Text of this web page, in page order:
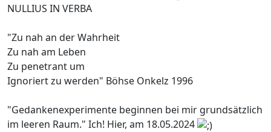
NULLIUS IN VERBA
"Zu nah an der Wahrheit
Zu nah am Leben
Zu penetrant um
Ignoriert zu werden" Böhse Onkelz 1996
"Gedankenexperimente beginnen bei mir grundsätzlich
im leeren Raum." Ich! Hier, am 18.05.2024